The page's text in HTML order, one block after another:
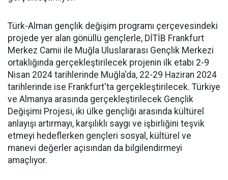
Türk-Alman gençlik değişim programı çerçevesindeki
projede yer alan gönüllü gençlerle, DİTİB Frankfurt
Merkez Camii ile Muğla Uluslararası Gençlik Merkezi
ortaklığında gerçekleştirilecek projenin ilk etabı 2-9
Nisan 2024 tarihlerinde Muğla'da, 22-29 Haziran 2024
tarihlerinde ise Frankfurt'ta gerçekleştirilecek. Türkiye
ve Almanya arasında gerçekleştirilecek Gençlik
Değişimi Projesi, iki ülke gençliği arasında kültürel
anlayışı artırmayı, karşılıklı saygı ve işbirliğini teşvik
etmeyi hedeflerken gençleri sosyal, kültürel ve
manevi değerler açısından da bilgilendirmeyi
amaçlıyor.